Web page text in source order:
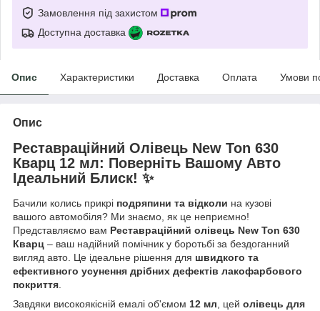
Замовлення під захистом
Доступна доставка
Опис Характеристики Доставка Оплата Умови
Опис
Реставраційний Олівець New Ton 630
Кварц 12 мл: Поверніть Вашому Авто
Ідеальний Блиск! ✨
Бачили колись прикрі подряпини та відколи на кузові
вашого автомобіля? Ми знаємо, як це неприємно!
Представляємо вам Реставраційний олівець New Ton 630
Кварц – ваш надійний помічник у боротьбі за бездоганний
вигляд авто. Це ідеальне рішення для швидкого та
ефективного усунення дрібних дефектів лакофарбового
покриття.
Завдяки високоякісній емалі об'ємом 12 мл, цей олівець для